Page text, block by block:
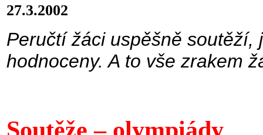
27.3.2002
Peručtí žáci uspěšně soutěží,
hodnoceny. A to vše zrakem
Soutěže – olympiády